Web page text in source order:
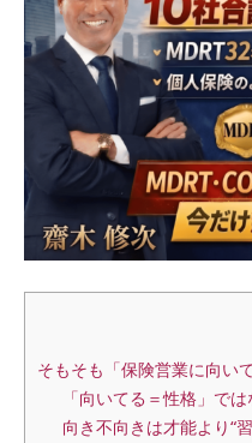
そもそも「保険営業に向い
「向いてる＝性格」で
向き不向きは才能より“